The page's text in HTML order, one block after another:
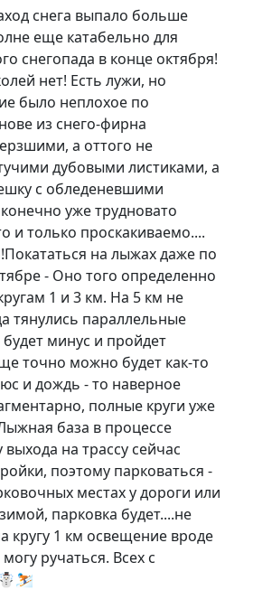
снега выпало больше
еще катабельно для
снегопада в конце октября!
нет! Есть лужи, но
было неплохое по
из снего-фирна
а оттого не
дубовыми листиками, а
с обледеневшими
уже трудновато
и только проскакиваемо....
на лыжах даже по
- Оно того определенно
1 и 3 км. На 5 км не
тянулись параллельные
минус и пройдет
точно можно будет как-то
и дождь - то наверное
полные круги уже
база в процессе
на трассу сейчас
поэтому парковаться -
местах у дороги или
парковка будет....не
кругу 1 км освещение вроде
ручаться. Всех с
☃️⛷